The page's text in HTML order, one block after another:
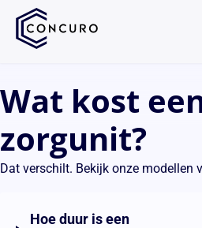
Wat kost
zorgunit?
Dat verschilt. Bekijk onze modellen
Hoe duur is een